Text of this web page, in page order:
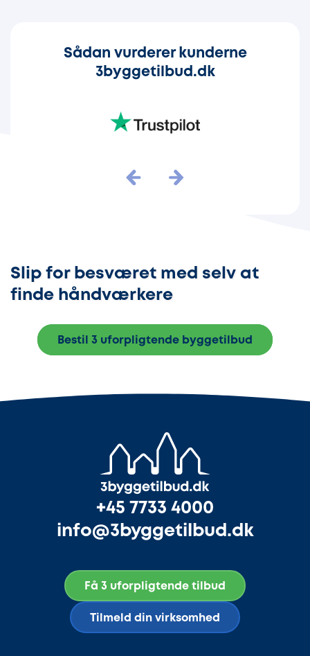
Sådan vurderer kunderne
3byggetilbud.dk
Slip for besværet med selv at
finde håndværkere
Bestil 3 uforpligtende byggetilbud
+45 7733 4000
info@3byggetilbud.dk
Få 3 uforpligtende tilbud
Tilmeld din virksomhed